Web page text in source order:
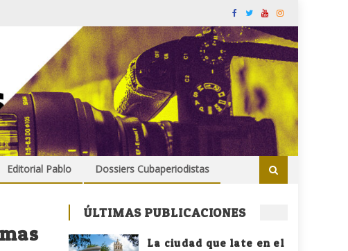
Editorial Pablo Dossiers Cubaperiodistas
ÚLTIMAS PUBLICACIONES
La ciudad que late en el